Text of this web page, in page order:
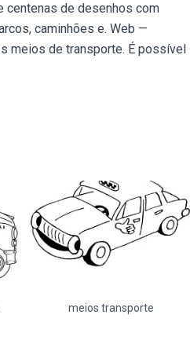
centenas de desenhos com
caminhões e. Web —
meios de transporte. É possível
meios transporte